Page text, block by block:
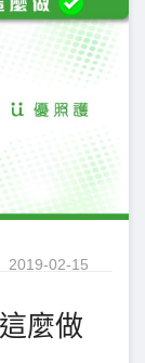
2019-02-15
麼做